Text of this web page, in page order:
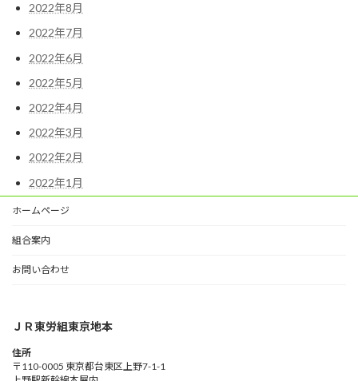
2022年8月
2022年7月
2022年6月
2022年5月
2022年4月
2022年3月
2022年2月
2022年1月
ホームページ
組合案内
お問い合わせ
ＪＲ東労組東京地本
住所
〒110-0005 東京都台東区上野7-1-1